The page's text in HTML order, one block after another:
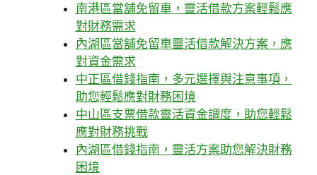
南港區當舖免留車，靈活借款方案輕鬆應
對財務需求
內湖區當舖免留車靈活借款解決方案，應
對資金需求
中正區借錢指南，多元選擇與注意事項，
助您輕鬆應對財務困境
中山區支票借款靈活資金調度，助您輕鬆
應對財務挑戰
內湖區借錢指南，靈活方案助您解決財務
困境